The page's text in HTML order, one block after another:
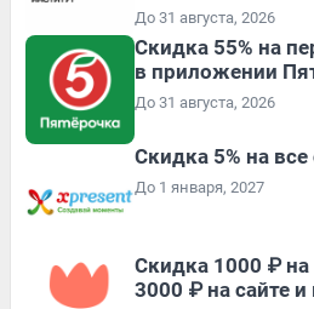
До 31 августа, 2026
Скидка 55% на
в приложении
До 31 августа, 2026
Скидка 5% на
До 1 января, 2027
Скидка 1000 ₽
3000 ₽ на сайте